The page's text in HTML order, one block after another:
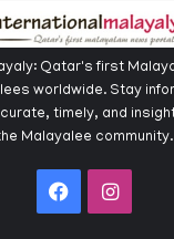
Qatar's first
worldwide. Stay
timely, and
Malayalee community.
Facebook